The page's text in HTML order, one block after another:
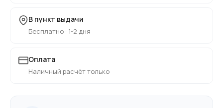
В пункт выдачи
Бесплатно · 1-2 дня
Оплата
Наличный расчёт только